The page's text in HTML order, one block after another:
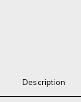
Description